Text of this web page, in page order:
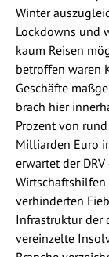
Winter
Lockdowns und
kaum Reisen
betroffen waren
Geschäfte
brach hier
Prozent von
Milliarden Euro
erwartet der
Wirtschaftshilfen
verhinderten
Infrastruktur der
vereinzelte